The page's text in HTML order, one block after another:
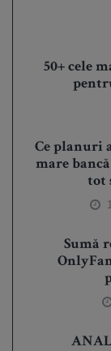
50+ cele
Ce planuri
mare
tot
Sumă